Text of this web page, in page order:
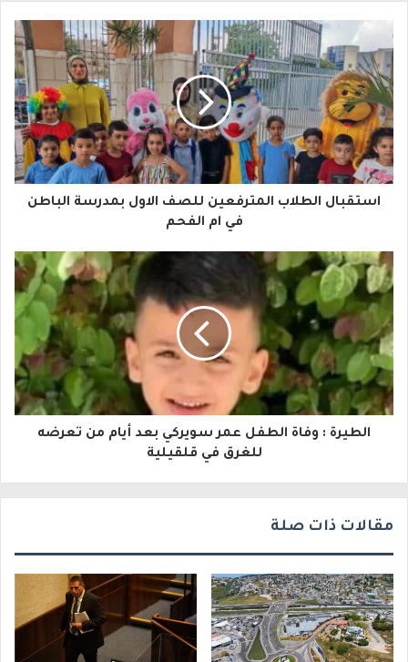
ب
ر
ي
د
ك
ا
إ
ل
ك
ت
ر
و
استقبال الطلاب المترفعين للصف الاول بمدرسة الباطن
في ام الفحم
الطيرة : وفاة الطفل عمر سويركي بعد أيام من تعرضه
للغرق في قلقيلية
مقالات ذات صلة